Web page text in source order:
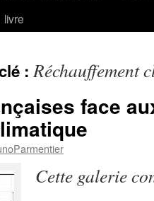
livre
:Réchauffement
face
Cette galerie